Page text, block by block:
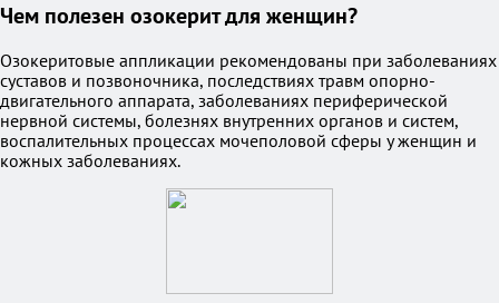
Чем полезен озокерит для женщин?
Озокеритовые аппликации рекомендованы при заболеваниях
суставов и позвоночника, последствиях травм опорно-
двигательного аппарата, заболеваниях периферической
нервной системы, болезнях внутренних органов и систем,
воспалительных процессах мочеполовой сферы у женщин и
кожных заболеваниях.